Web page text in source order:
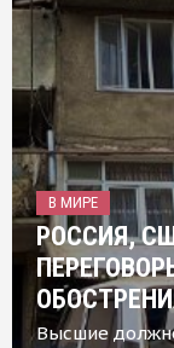
В МИРЕ
РОССИЯ,
Высшие